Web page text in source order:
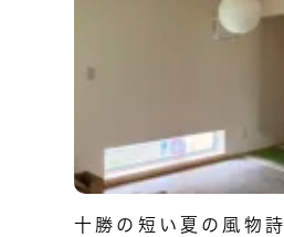
十勝の短い夏の風物詩